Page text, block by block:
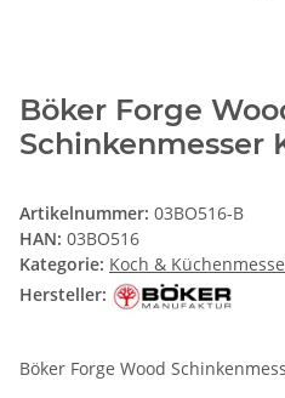
Böker Forge
Schinkenmesser
Artikelnummer: 03BO516-B
HAN: 03BO516
Kategorie: Koch &
Hersteller:
Böker Forge Wood